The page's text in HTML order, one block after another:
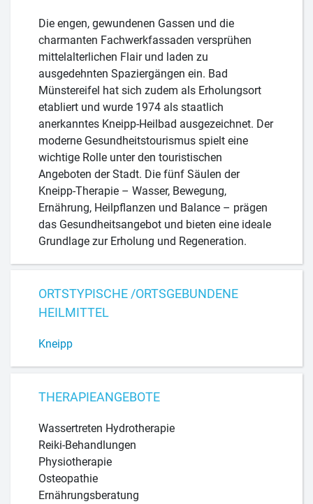
Die engen, gewundenen Gassen und die
charmanten Fachwerkfassaden versprühen
mittelalterlichen Flair und laden zu
ausgedehnten Spaziergängen ein. Bad
Münstereifel hat sich zudem als Erholungsort
etabliert und wurde 1974 als staatlich
anerkanntes Kneipp-Heilbad ausgezeichnet. Der
moderne Gesundheitstourismus spielt eine
wichtige Rolle unter den touristischen
Angeboten der Stadt. Die fünf Säulen der
Kneipp-Therapie – Wasser, Bewegung,
Ernährung, Heilpflanzen und Balance – prägen
das Gesundheitsangebot und bieten eine ideale
Grundlage zur Erholung und Regeneration.
ORTSTYPISCHE /ORTSGEBUNDENE
HEILMITTEL
Kneipp
THERAPIEANGEBOTE
Wassertreten Hydrotherapie
Reiki-Behandlungen
Physiotherapie
Osteopathie
Ernährungsberatung